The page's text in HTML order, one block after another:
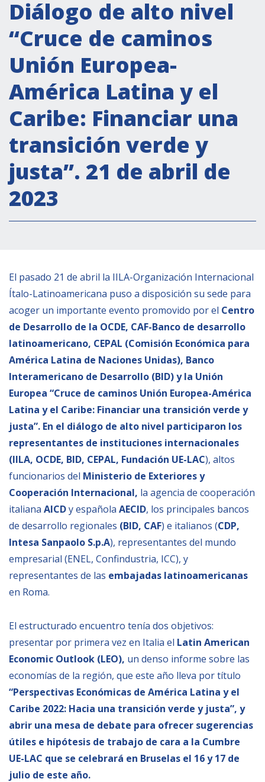
Secretaría Cultural
Secretaría Socioeconómica
Secretaría Técnico-científica
Forum Pymes
Conferencia Italia- América Latina y el Caribe
Red para la promoción de la igualdad de
género
Partnership
Empoderamiento socio-económico
Justicia y Seguridad
EUROsociAL
EL PAcCTO
EUROFRONT
COPOLAD III
AL-INVEST Verde
MEDIOS
Fotos
Vídeos
Audios
BIBLIOTECA
Biblioteca
OPORTUNIDADES
Convocatorias
Becas
Alta Formación
Para las empresas
Registro de proveedores
Diálogo de alto nivel
“Cruce de caminos
Unión Europea-
América Latina y el
Caribe: Financiar una
transición verde y
justa”. 21 de abril de
2023
El pasado 21 de abril la IILA-Organización Internacional
Ítalo-Latinoamericana puso a disposición su sede para
acoger un importante evento promovido por el Centro
de Desarrollo de la OCDE, CAF-Banco de desarrollo
latinoamericano, CEPAL (Comisión Económica para
América Latina de Naciones Unidas), Banco
Interamericano de Desarrollo (BID) y la Unión
Europea “Cruce de caminos Unión Europea-América
Latina y el Caribe: Financiar una transición verde y
justa”. En el diálogo de alto nivel participaron los
representantes de instituciones internacionales
(IILA, OCDE, BID, CEPAL, Fundación UE-LAC), altos
funcionarios del Ministerio de Exteriores y
Cooperación Internacional, la agencia de cooperación
italiana AICDy española AECID, los principales bancos
de desarrollo regionales (BID, CAF) e italianos (CDP,
Intesa Sanpaolo S.p.A), representantes del mundo
empresarial (ENEL, Confindustria, ICC), y
representantes de las embajadas latinoamericanas
en Roma.
El estructurado encuentro tenía dos objetivos:
presentar por primera vez en Italia el Latin American
Economic Outlook (LEO), un denso informe sobre las
economías de la región, que este año lleva por título
“Perspectivas Económicas de América Latina y el
Caribe 2022: Hacia una transición verde y justa”, y
abrir una mesa de debate para ofrecer sugerencias
útiles e hipótesis de trabajo de cara a la Cumbre
UE-LAC que se celebrará en Bruselas el 16 y 17 de
julio de este año.